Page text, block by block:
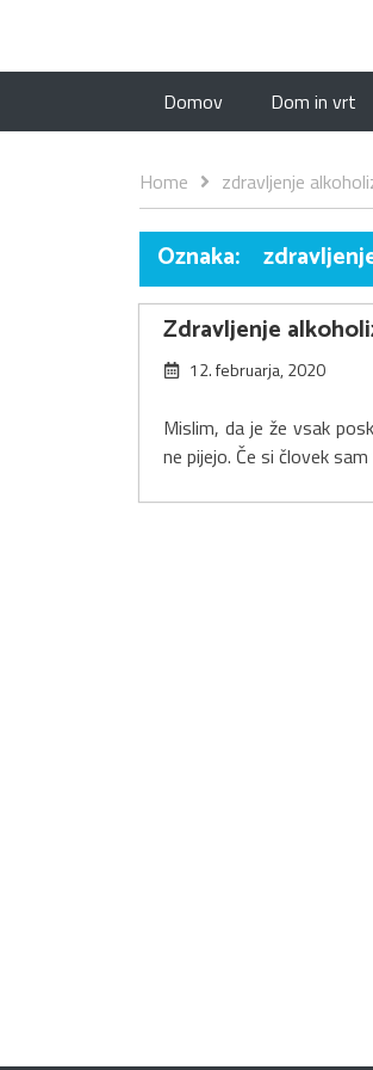
Domov Dom in vrt
Home zdravljenje
Oznaka:
Zdravljenje
12. februarja, 2020
Mislim, da je že vsak
ne pijejo. Če si človek